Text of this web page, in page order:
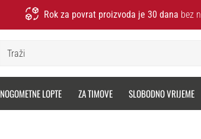
Rok za povrat proizvoda je 30 dana bez
NOGOMETNE LOPTE ZA TIMOVE SLOBODNO VRIJEME